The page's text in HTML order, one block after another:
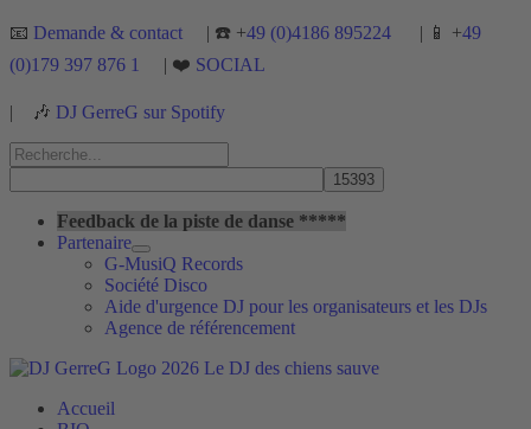
Aller
contenu
📧 Demande & contact | ☎️ +49 (0)4186 895224 | 📱 +49
(0)179 397 876 1
| ❤️ SOCIAL
| 🎶 DJ GerreG sur Spotify
Rechercher :
Feedback de la piste de danse *****
Partenaire
G-MusiQ Records
Société Disco
Aide d'urgence DJ pour les organisateurs et les DJs
Agence de référencement
Accueil